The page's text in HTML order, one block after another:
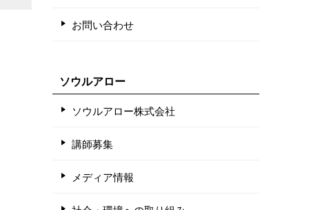
お問い合わせ
ソウルアロー
ソウルアロー株式会社
講師募集
メディア情報